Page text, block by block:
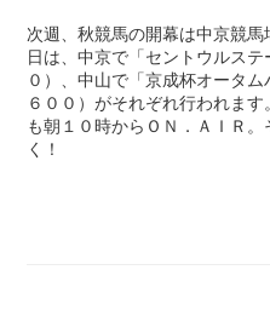
次週、秋競馬の開幕は中京競
日は、中京で「セントウルス
０）、中山で「京成杯オータ
６００）がそれぞれ行われま
も朝１０時からＯＮ．ＡＩＲ
く！